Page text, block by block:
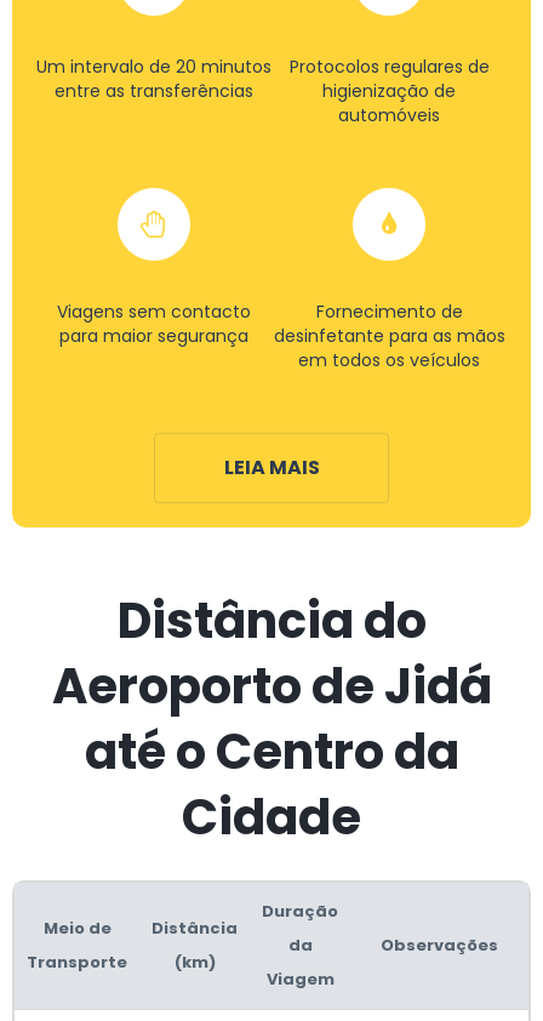
Um intervalo de 20 minutos
entre as transferências
Protocolos regulares de
higienização de
automóveis
Viagens sem contacto
para maior segurança
Fornecimento de
desinfetante para as mãos
em todos os veículos
LEIA MAIS
Distância do
Aeroporto de Jidá
até o Centro da
Cidade
Meio de
Transporte
Distância
(km)
Duração
da
Viagem
Observações